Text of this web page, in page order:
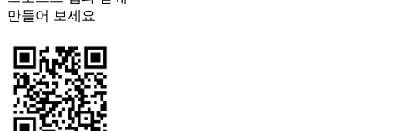
만들어 보세요